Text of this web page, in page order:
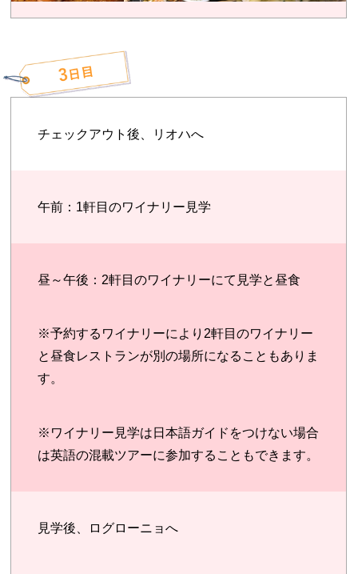
チェックアウト後、リオハへ
午前：1軒目のワイナリー見学
昼～午後：2軒目のワイナリーにて見学と昼食
※予約するワイナリーにより2軒目のワイナリー
と昼食レストランが別の場所になることもありま
す。
※ワイナリー見学は日本語ガイドをつけない場合
は英語の混載ツアーに参加することもできます。
見学後、ログローニョへ